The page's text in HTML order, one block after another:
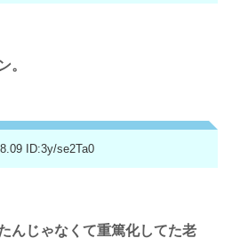
。
ID:3y/se2Ta0
んじゃなくて重篤化してた老